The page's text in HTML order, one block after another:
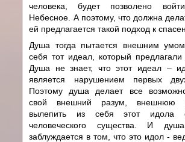
человека, будет позволено
Небесное. А поэтому, что должна
ей предлагается такой подход к
Душа тогда пытается внешним
себя тот идеал, который предлагали
Душа не знает, что этот идеал –
является нарушением первых
Поэтому душа делает все
свой внешний разум, внешнюю
вылепить из себя этот идола
человеческого существа. И
заблуждается в том, что это идол -